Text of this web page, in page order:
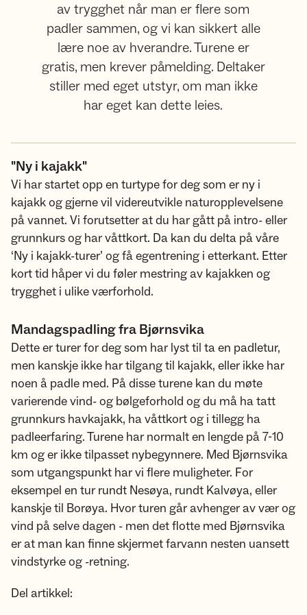
av trygghet når man er flere som
padler sammen, og vi kan sikkert alle
lære noe av hverandre. Turene er
gratis, men krever påmelding. Deltaker
stiller med eget utstyr, om man ikke
har eget kan dette leies.
"Ny i kajakk"
Vi har startet opp en turtype for deg som er ny i
kajakk og gjerne vil videreutvikle naturopplevelsene
på vannet. Vi forutsetter at du har gått på intro- eller
grunnkurs og har våttkort. Da kan du delta på våre
‘Ny i kajakk-turer’ og få egentrening i etterkant. Etter
kort tid håper vi du føler mestring av kajakken og
trygghet i ulike værforhold.
Mandagspadling fra Bjørnsvika
Dette er turer for deg som har lyst til ta en padletur,
men kanskje ikke har tilgang til kajakk, eller ikke har
noen å padle med. På disse turene kan du møte
varierende vind- og bølgeforhold og du må ha tatt
grunnkurs havkajakk, ha våttkort og i tillegg ha
padleerfaring. Turene har normalt en lengde på 7-10
km og er ikke tilpasset nybegynnere. Med Bjørnsvika
som utgangspunkt har vi flere muligheter. For
eksempel en tur rundt Nesøya, rundt Kalvøya, eller
kanskje til Borøya. Hvor turen går avhenger av vær og
vind på selve dagen - men det flotte med Bjørnsvika
er at man kan finne skjermet farvann nesten uansett
vindstyrke og -retning.
Del artikkel: